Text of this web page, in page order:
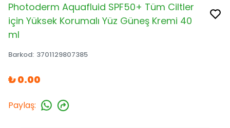
Photoderm Aquafluid SPF50+ Tüm Ciltler
için Yüksek Korumalı Yüz Güneş Kremi 40
ml
Barkod: 3701129807385
₺ 0.00
Paylaş: